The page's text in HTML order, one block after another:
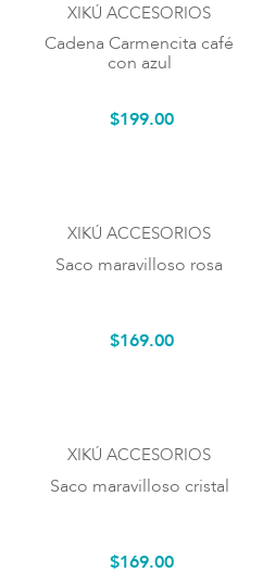
XIKÚ ACCESORIOS
Cadena Carmencita café
con azul
$199.00
XIKÚ ACCESORIOS
Saco maravilloso rosa
$169.00
XIKÚ ACCESORIOS
Saco maravilloso cristal
$169.00